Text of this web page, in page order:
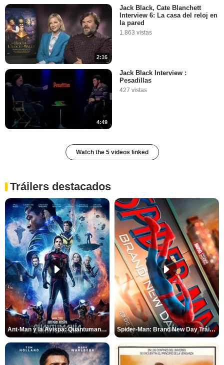
2:16
Jack Black, Cate Blanchett
Interview 6: La casa del reloj en
la pared
1.863 vistas
4:49
Jack Black Interview :
Pesadillas
427 vistas
Watch the 5 videos linked
Tráilers destacados
Ant-Man y la Avispa: Quantumanía Tráiler (2) Spider-Man: Brand New Day Tráiler (3)